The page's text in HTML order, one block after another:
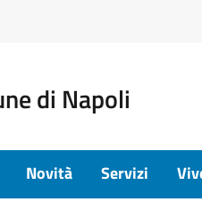
di Napoli
Novità Servizi